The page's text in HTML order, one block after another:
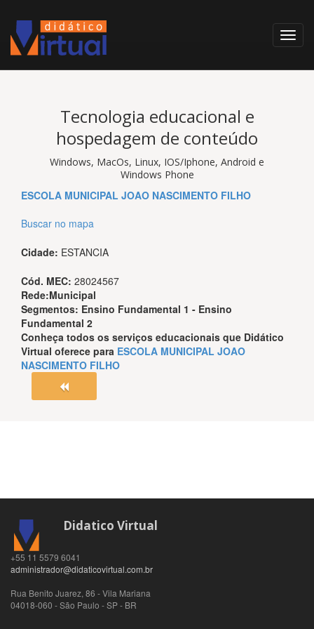
Tecnologia educacional e
hospedagem de conteúdo
Windows, MacOs, Linux, IOS/Iphone, Android e
Windows Phone
ESCOLA MUNICIPAL JOAO NASCIMENTO FILHO
Buscar no mapa
Cidade: ESTANCIA
Cód. MEC: 28024567
Rede:Municipal
Segmentos: Ensino Fundamental 1 - Ensino
Fundamental 2
Conheça todos os serviços educacionais que Didático
Virtual oferece para ESCOLA MUNICIPAL JOAO
NASCIMENTO FILHO
Didatico Virtual
+55 11 5579 6041
administrador@didaticovirtual.com.br
Rua Benito Juarez, 86 - Vila Mariana
04018-060 -São Paulo -SP- BR